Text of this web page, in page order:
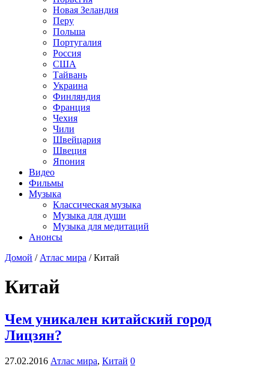
Новая Зеландия
Перу
Польша
Португалия
Россия
США
Тайвань
Украина
Финляндия
Франция
Чехия
Чили
Швейцария
Швеция
Япония
Видео
Фильмы
Музыка
Классическая музыка
Музыка для души
Музыка для медитаций
Анонсы
Домой / Атлас мира / Китай
Китай
Чем уникален китайский город
Лицзян?
27.02.2016 Атлас мира, Китай 0